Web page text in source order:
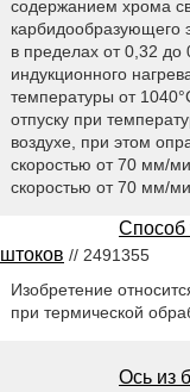
содержанием хрома
карбидообразующего
в пределах от 0,32 до
индукционного
температуры от
отпуску при
воздухе, при этом
скоростью от 70 мм/
скоростью от 70 мм/
Способ
штоков // 2491355
Изобретение
при термической
Ось из